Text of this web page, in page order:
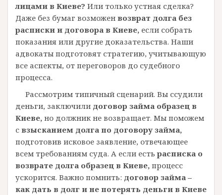
лицами в Киеве? Или только устная сделка?
Даже без бумаг возможен возврат долга без
расписки и договора в Киеве, если собрать
показания или другие доказательства. Наши
адвокаты подготовят стратегию, учитывающую
все аспекты, от переговоров до судебного
процесса.
Рассмотрим типичный сценарий. Вы ссудили
деньги, заключили договор займа образец в
Киеве, но должник не возвращает. Мы поможем
с взысканием долга по договору займа,
подготовив исковое заявление, отвечающее
всем требованиям суда. А если естьрасписка о
возврате долга образец в Киеве, процесс
ускорится. Важно помнить: договор займа –
как дать в долг и не потерять деньги в Киеве